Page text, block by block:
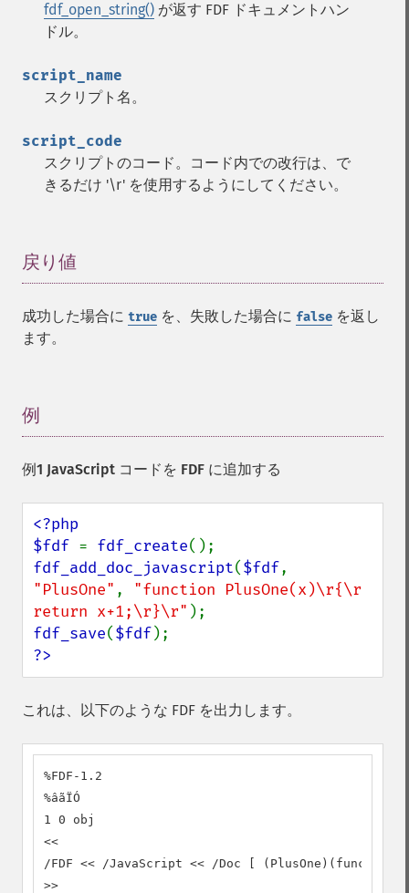
fdf_open_string() が返す FDF ドキュメントハン
ドル。
script_name
スクリプト名。
script_code
スクリプトのコード。コード内での改行は、で
きるだけ '\r' を使用するようにしてください。
戻り値
成功した場合に true を、失敗した場合に false を返し
ます。
例
例1 JavaScript コードを FDF に追加する
<?php
$fdf = fdf_create
fdf_add_doc_javascript($fdf
"PlusOne" , "function PlusOne(x)\r{\r
return x+1;\r}\r"
fdf_save($fdf
?>
これは、以下のような FDF を出力します。
%FDF-1.2
%âãÏÓ
1 0 obj
<<
/FDF << /JavaScript << /Doc [
>>